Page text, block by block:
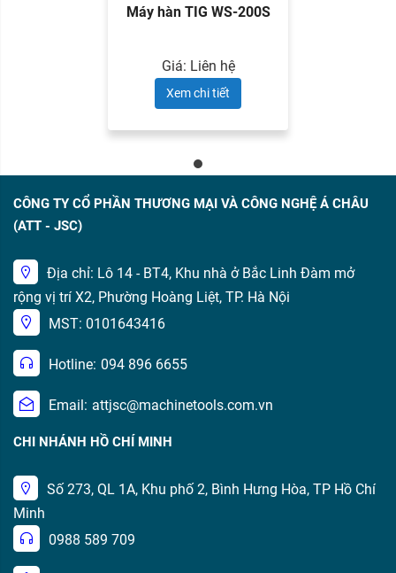
Máy hàn TIG WS-200S
Giá: Liên hệ
Xem chi tiết
CÔNG TY CỔ PHẦN THƯƠNG MẠI VÀ CÔNG NGHỆ Á CHÂU
(ATT - JSC)
Địa chỉ: Lô 14 - BT4, Khu nhà ở Bắc Linh Đàm mở
rộng vị trí X2, Phường Hoàng Liệt, TP. Hà Nội
MST: 0101643416
Hotline: 094 896 6655
Email: attjsc@machinetools.com.vn
CHI NHÁNH HỒ CHÍ MINH
Số 273, QL 1A, Khu phố 2, Bình Hưng Hòa, TP Hồ Chí
Minh
0988 589 709